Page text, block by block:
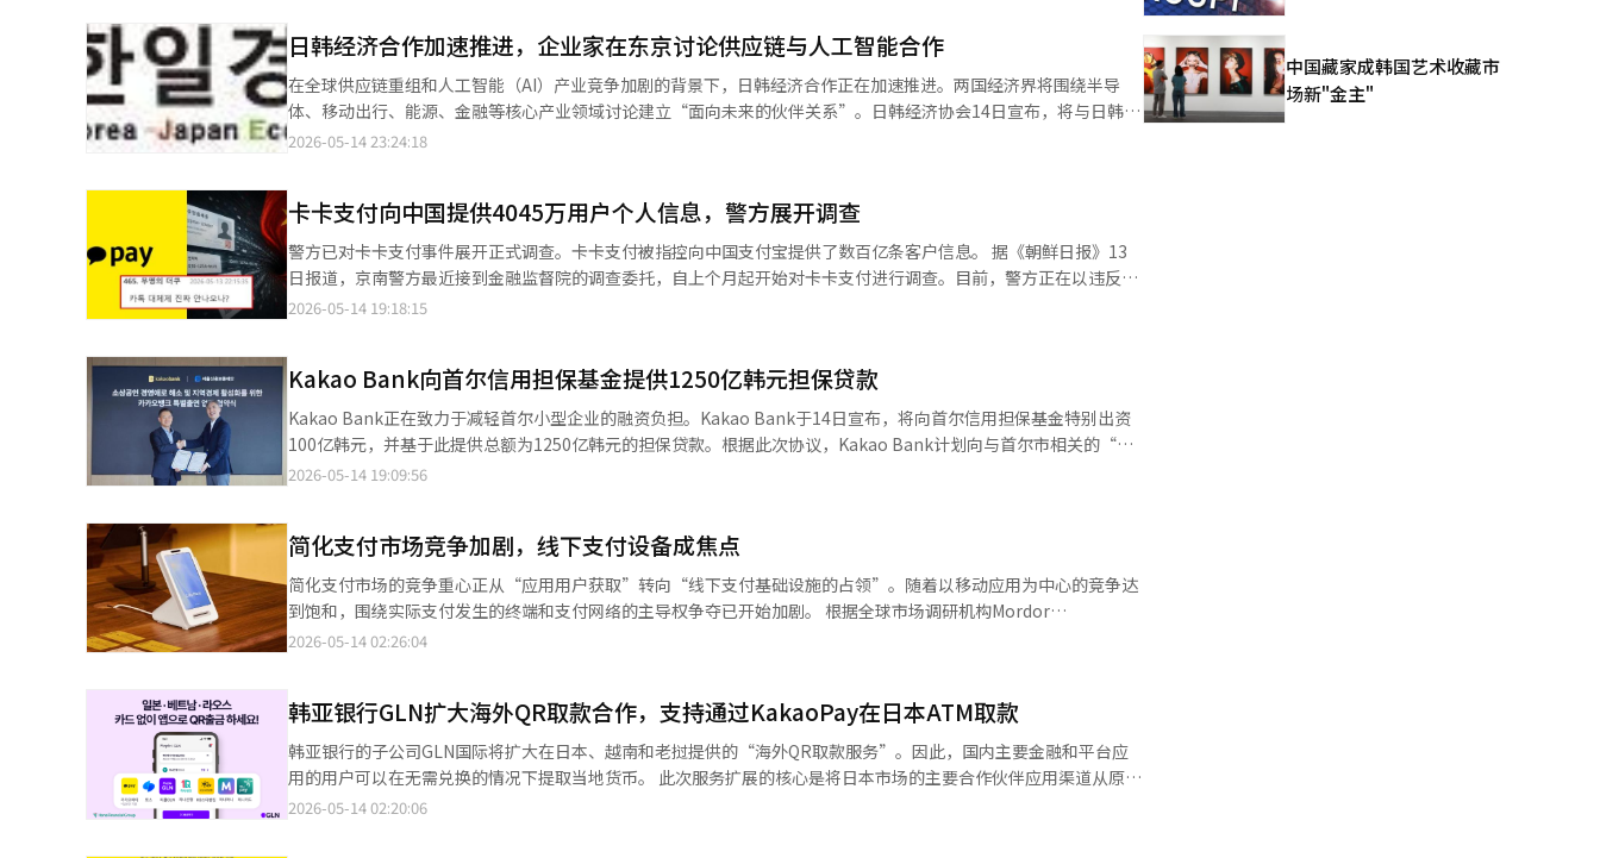
不可少的。尽管‘Daum’已失去过去门户全盛时期的影响力，但仍然保有品牌知名度和服务基础。 此次交易的核心
在于‘Daum’的AI转型，而非单纯的出售。Upstage要想以传统门户的方式复兴‘Daum’并不容易。在Naver和
Google主导的搜索市场中，依靠过去的方式竞争存在明显的局限性。相反，基于AI的服务如回答型搜索、新闻摘
要、生活信息推荐和社区知识搜索等，仍有差异化的空间。 然而，内部的矛盾也是一个负担。全国化学纤维食品产业
工会Kakao分会表示，在AXZ独立时公司并未考虑出售，但几个月后却决定进行股权转让，表示反对。随着杨总裁的
个人信息保护和用户体验等方面进行全面改善。 ‘Daum’曾是韩国互联网的起点。2014年为了适应移动时代与
Kakao合并，而在2026年为了在AI搜索时代生存再次转向Upstage体制。总裁的更换是这一转型的信
号。‘Daum’是将成为过去门户的记忆，还是在AI时代重新崛起为新的搜索平台，取决于Upstage的执行力。※ 本
报道经人工智能（AI）系统翻译与编辑。
银行、Kakao银行、Toss银行和邮政事业本部，共计15家机构。 利率为3年固定利率，基本利率为5%，加上各机构
的优惠利率2~3个百分点。因此，最高利率预计将在年7~8%之间提供。所有承办机构对年收入3600万韩元以下的青
年提供0.5个百分点的共同优惠利率，对“为青年提供财务咨询”课程的完成者提供0.2个百分点的优惠。 考虑到政府
贡献金和免税优惠，实际收益率将更高。金融委员会表示，如果每月存入50万韩元，3年后普通型可领取2110万
~2138万韩元，优惠型可领取2227万~2255万韩元。这相当于普通型年单利13.2~14.4%，优惠型年单利18.2~19.4%
和配偶组成的两人家庭放宽收入要求。普通型的标准中位收入从200%扩大到250%，优惠型从150%扩大到200%。
还将推动信用评分加分。对在青年未来储蓄计划中参与超过2年且累计存入超过800万韩元的青年，将给予5~10分的
信用评分加分。如果从青年跃进账户转入，也将计算原有青年跃进账户的参与时间和存入金额。※ 本报道经人工智能
（AI）系统翻译与编辑。
日韩经济合作加速推进，企业家在东京讨论供应链与人工智能合作
在全球供应链重组和人工智能（AI）产业竞争加剧的背景下，日韩经济合作正在加速推进。两国经济界将围绕半导
体、移动出行、能源、金融等核心产业领域讨论建立“面向未来的伙伴关系”。日韩经济协会14日宣布，将与日韩经
济协会共同于19日至20日在日本东京的“东京大仓酒店”召开“第58届日韩经济人会议”。今年会议的主题是“日
合作的加强贡献力量。韩国方面，日韩经济协会会长兼LS董事会主席郭子烈将率领主要集团的总裁和经济人士出席。
出席的有乐天集团会长辛东彬、斗山集团会长朴正源、LS集团会长郭子恩、LS电气会长郭子均、现代汽车副总裁金东
旭、SK副会长李亨熙、三星物产社长李在彦等。金融界和平台企业的相关人士也将出席。新韩银行行长郑尚赫、OK
金融集团会长崔允、Kakao ESG总负责人权大烈等将讨论数字转型和金融合作方案。日本方面，日韩经济协会会长兼
朝日集团会长高桥明义将率领日本经济界的核心人士出席。预计出席的还有日本经济团体联合会名誉会长德仓正和、
将成为讨论应对全球经济不确定性加剧的日韩产业联盟必要性的主要议题。在美中冲突长期化和供应链分化加剧的背
景下，半导体材料、零部件、设备、电池、未来汽车和脱碳能源领域的两国企业合作需求日益增加。尤其是在AI产业
竞争加剧的情况下，数据中心、电力基础设施、半导体及先进制造领域的合作讨论也将展开。LS、斗山、现代汽车等
制造企业与日本材料、零部件企业之间的合作潜力也备受关注。以郭子烈会长为首的韩国代表团将于会议前一天，即
18日，拜访日本总理高市早苗。代表团计划在日韩首脑会谈前说明召开日韩经济人会议的意义，并请求日本政府对两
2026-05-14 23:24:18
卡卡支付向中国提供4045万用户个人信息，警方展开调查
警方已对卡卡支付事件展开正式调查。卡卡支付被指控向中国支付宝提供了数百亿条客户信息。 据《朝鲜日报》13
日报道，京南警方最近接到金融监督院的调查委托，自上个月起开始对卡卡支付进行调查。目前，警方正在以违反信
用信息法的嫌疑对卡卡支付进行调查。 根据金融监督院的调查结果，卡卡支付自2018年至2024年5月期间，共向中
号码、电子邮件地址和充值余额等敏感信息。 这一争议最早是在去年8月金融监督院的公告中被披露。随后，市民团
体自由大韩护国团以个人信息泄露和违反信用信息法的嫌疑，向首尔中央检察院控告了卡卡支付的高层管理人员。 案
件转交至首尔水西警署，但当时警方认为“对金融监督院正在调查的事项进行单独调查是人力资源的浪费”，因此考
虑提前结束调查。此时，金融监督院调查资料的获取困难也影响了调查进展。 在完成调查后，金融监督院于今年2月
对卡卡支付处以“机构警告”级别的重罚，并罚款129亿7600万元和480万元的罚金。 事件曝光后，国内网友纷纷留
是公共财吗”，“是时候改革居民身份证号了”等评论。※ 本报道经人工智能（AI）系统翻译与编辑。
2026-05-14 19:18:15
Kakao Bank向首尔信用担保基金提供1250亿韩元担保贷款
Kakao Bank正在致力于减轻首尔小型企业的融资负担。Kakao Bank于14日宣布，将向首尔信用担保基金特别出资
100亿韩元，并基于此提供总额为1250亿韩元的担保贷款。根据此次协议，Kakao Bank计划向与首尔市相关的“快
速金融支持”项目和与首尔市25个自治区合作的“自治区区域经济紧密支持”项目各提供625亿韩元的资金。快速金
25个自治区的小型企业，提供最高100亿韩元的贷款。这是互联网专业银行首次与首尔市所有自治区合作。基于
Kakao Bank的特别出资，首尔信用担保基金将发放担保书，各自治区将共同推动扩大支持规模和在地区内的宣传等
小型企业支持方案。Kakao Bank相关人士表示：“此次协议旨在减轻首尔地区小型企业的融资负担并增强便利性，
未来我们将继续基于创新金融技术扩大对个人经营者的金融支持，践行包容性金融。”※ 本报道经人工智能（AI）系
统翻译与编辑。
2026-05-14 19:09:56
简化支付市场竞争加剧，线下支付设备成焦点
简化支付市场的竞争重心正从“应用用户获取”转向“线下支付基础设施的占领”。随着以移动应用为中心的竞争达
到饱和，围绕实际支付发生的终端和支付网络的主导权争夺已开始加剧。 根据全球市场调研机构Mordor
Intelligence在今年1月发布的《韩国移动支付市场规模及市场份额分析与增长趋势展望》报告，近场通信（NFC）支
停留在10%左右（截至去年底）。 然而，最近，科技巨头Naver Pay和Toss正在积极推进自有NFC设备的普及竞争。
其中，Toss是最为积极的。Toss自2023年起通过子公司“Toss Place”向商家推广智能设备“Toss Front”，并不
断扩大市场。截至今年4月，Toss Front的安装商家已超过33万家。最初主要集中在年轻人较多的首尔热门商圈，如
清潭洞和弘大，但最近也在向传统市场和首都圈以外的商圈扩展基础设施。 作为后发者，Naver Pay也在加速进军线
下市场。去年11月推出的智能设备“Npay Connect”支持卡支付、简化支付、二维码支付以及面部识别支付服
2026-05-14 02:26:04
韩亚银行GLN扩大海外QR取款合作，支持通过KakaoPay在日本ATM取款
韩亚银行的子公司GLN国际将扩大在日本、越南和老挝提供的“海外QR取款服务”。因此，国内主要金融和平台应
用的用户可以在无需兑换的情况下提取当地货币。 此次服务扩展的核心是将日本市场的主要合作伙伴应用渠道从原来
的3个扩展到7个。新增的合作伙伴应用包括在日本便捷支付市场中使用率较高的KakaoPay。 因此，前往日本的客户
2026-05-14 02:20:06
中国藏家成韩国艺术收藏市
场新"金主"